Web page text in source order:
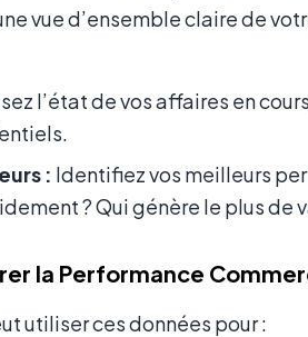
vue d’ensemble claire de
l’état de vos affaires en
: Identifiez vos meilleurs
? Qui génère le plus de
la Performance
utiliser ces données pour :